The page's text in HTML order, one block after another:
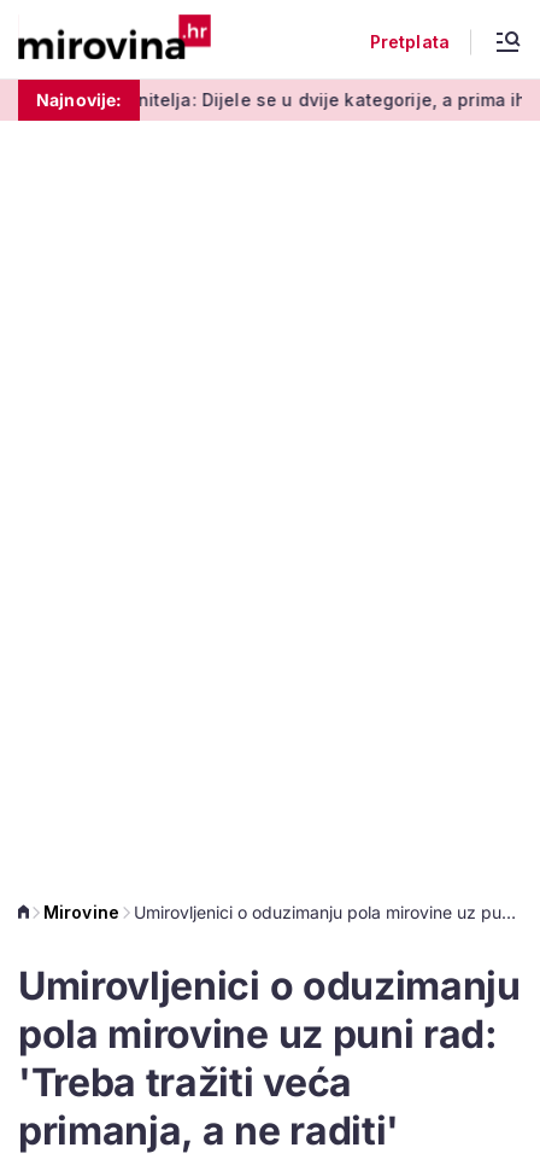
Pretplata
Najnovije:
Dijele se u dvije kategorije, a prima ih oko 140.000
Mirovine Umirovljenici o oduzimanju pola mirovine uz puni rad: 'Treba tražiti veća primanja, a ne raditi'
Umirovljenici o oduzimanju
pola mirovine uz puni rad:
'Treba tražiti veća
primanja, a ne raditi'